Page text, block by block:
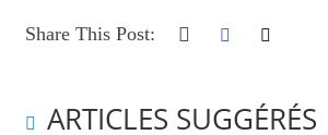
Share This Post:
ARTICLES SUGGÉRÉS